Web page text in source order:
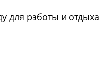
для работы и